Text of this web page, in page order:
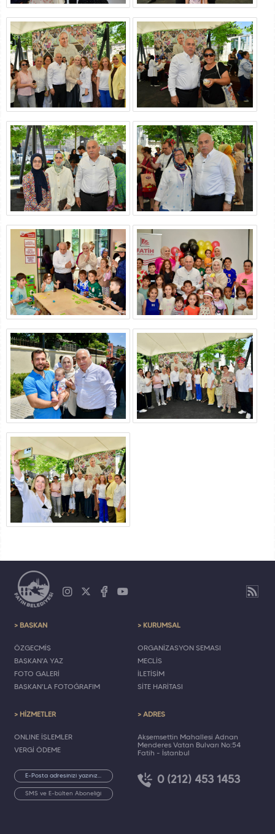
> BAŞKAN
ÖZGEÇMİŞ
BAŞKAN'A YAZ
FOTO GALERİ
BAŞKAN'LA FOTOĞRAFIM
> KURUMSAL
ORGANİZASYON ŞEMASI
MECLİS
İLETİŞİM
SİTE HARİTASI
> HİZMETLER
ONLINE İŞLEMLER
VERGİ ÖDEME
SMS ve E-bülten Aboneliği
> ADRES
Akşemsettin Mahallesi Adnan
Menderes Vatan Bulvarı No:54
Fatih - İstanbul
0 (212) 453 1453